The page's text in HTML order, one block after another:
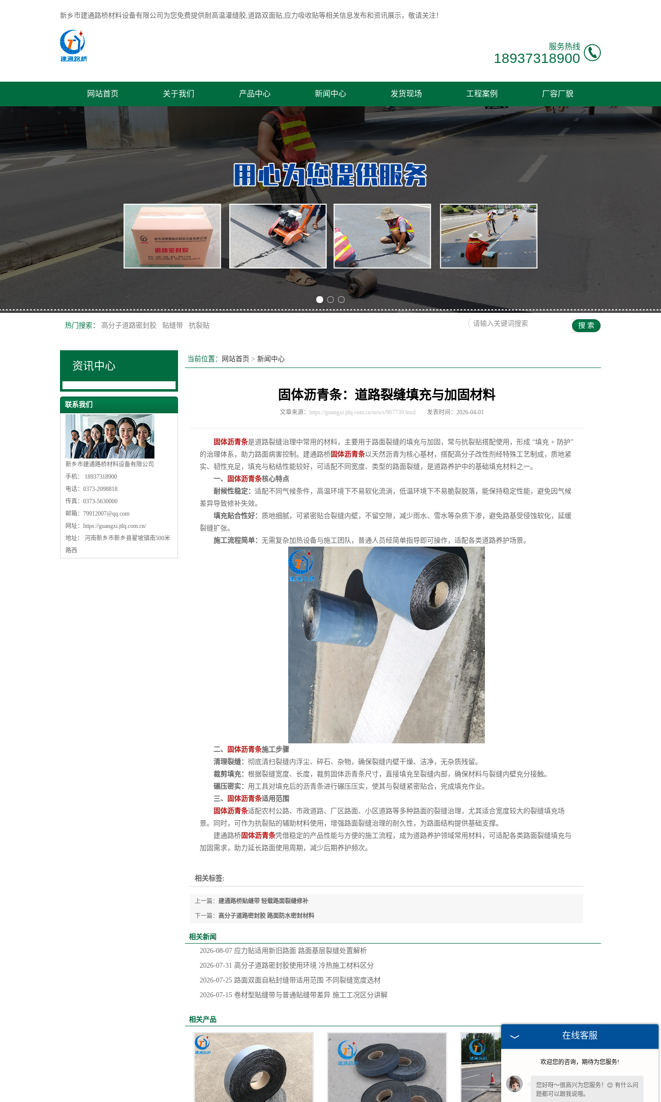
新乡市建通路桥材料设备有限公司为您免费提供耐高温灌缝胶,道路双面贴,应力吸收贴等相关信息发布和资讯展示，敬请关注！
服务热线
18937318900
网站首页 关于我们 产品中心 新闻中心 发货现场 工程案例 厂容厂貌
热门搜索： 高分子道路密封胶 贴缝带 抗裂贴
资讯中心
联系我们
新乡市建通路桥材料设备有限公司
手机： 18937318900
电话：0373-2098818
传真：0373-5630000
邮箱： 79912007@qq.com
网址： https://guangxi.jtlq.com.cn/
地址： 河南新乡市新乡县翟坡镇南500米
路西
当前位置： 网站首页 > 新闻中心
固体沥青条：道路裂缝填充与加固材料
文章来源： https://guangxi.jtlq.com.cn/news/967739.html 发表时间：2026-04-01
固体沥青条是道路裂缝治理中常用的材料，主要用于路面裂缝的填充与加固，常与抗裂贴搭配使用，形成 “填充 + 防护”
的治理体系，助力路面病害控制。建通路桥 固体沥青条以天然沥青为核心基材，搭配高分子改性剂经特殊工艺制成，质地紧
实、韧性充足，填充与粘结性能较好，可适配不同宽度、类型的路面裂缝，是道路养护中的基础填充材料之一。
一、
固体沥青条核心特点
耐候性稳定： 适配不同气候条件，高温环境下不易软化流淌，低温环境下不易脆裂脱落，能保持稳定性能，避免因气候
差异导致修补失效。
填充贴合性好： 质地细腻，可紧密贴合裂缝内壁，不留空隙，减少雨水、雪水等杂质下渗，避免路基受侵蚀软化，延缓
裂缝扩张。
施工流程简单： 无需复杂加热设备与施工团队，普通人员经简单指导即可操作，适配各类道路养护场景。
二、 固体沥青条施工步骤
清理裂缝： 彻底清扫裂缝内浮尘、碎石、杂物，确保裂缝内壁干燥、洁净，无杂质残留。
裁剪填充： 根据裂缝宽度、长度，裁剪固体沥青条尺寸，直接填充至裂缝内部，确保材料与裂缝内壁充分接触。
碾压密实： 用工具对填充后的沥青条进行碾压压实，使其与裂缝紧密贴合，完成填充作业。
三、
固体沥青条适用范围
固体沥青条适配农村公路、市政道路、厂区路面、小区道路等多种路面的裂缝治理，尤其适合宽度较大的裂缝填充场
景。同时，可作为抗裂贴的辅助材料使用，增强路面裂缝治理的耐久性，为路面结构提供基础支撑。
建通路桥 固体沥青条凭借稳定的产品性能与方便的施工流程，成为道路养护领域常用材料，可适配各类路面裂缝填充与
加固需求，助力延长路面使用周期，减少后期养护频次。
相关标签:
上一篇： 建通路桥贴缝带 轻载路面裂缝修补
下一篇： 高分子道路密封胶 路面防水密封材料
相关新闻
2026-08-07 应力贴适用新旧路面 路面基层裂缝处置解析
2026-07-31 高分子道路密封胶使用环境 冷热施工材料区分
2026-07-25 路面双面自粘封缝带适用范围 不同裂缝宽度选材
2026-07-15 卷材型贴缝带与普通贴缝带差异 施工工况区分讲解
相关产品
在线客服
欢迎您的咨询，期待为您服务!
您好呀～很高兴为您服务！😊 有什么问
题都可以跟我说哦。